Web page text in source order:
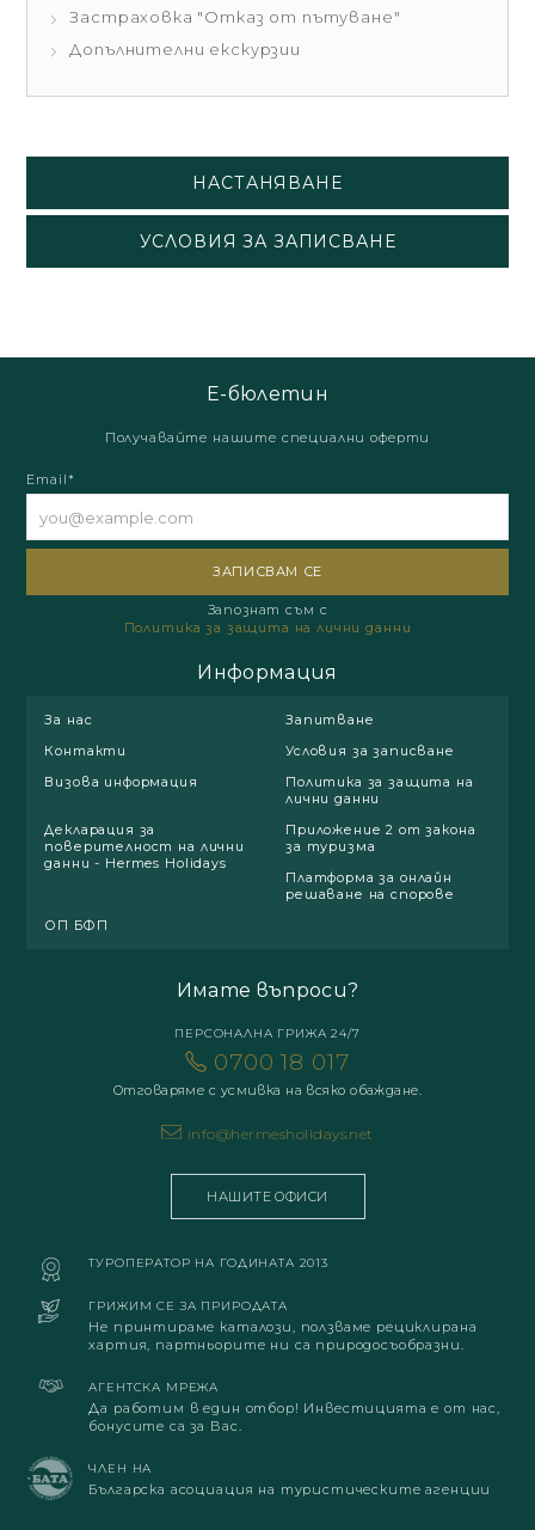
Застраховка "Отказ от пътуване"
Допълнителни екскурзии
НАСТАНЯВАНЕ
УСЛОВИЯ ЗА ЗАПИСВАНЕ
Е-бюлетин
Получавайте нашите специални оферти
Email*
Запознат съм с
Политика за защита на лични данни
Информация
За нас
Запитване
Контакти
Условия за записване
Визова информация
Политика за защита на
лични данни
Декларация за
поверителност на лични
данни - Hermes Holidays
Приложение 2 от закона
за туризма
Платформа за онлайн
решаване на спорове
ОП БФП
Имате въпроси?
ПЕРСОНАЛНА ГРИЖА 24/7
0700 18 017
Отговаряме с усмивка на всяко обаждане.
info@hermesholidays.net
НАШИТЕ ОФИСИ
ТУРОПЕРАТОР НА ГОДИНАТА 2013
ГРИЖИМ СЕ ЗА ПРИРОДАТА
Не принтираме каталози, ползваме рециклирана
хартия, партньорите ни са природосъобразни.
АГЕНТСКА МРЕЖА
Да работим в един отбор! Инвестицията е от нас,
бонусите са за Вас.
ЧЛЕН НА
Българска асоциация на туристическите агенции